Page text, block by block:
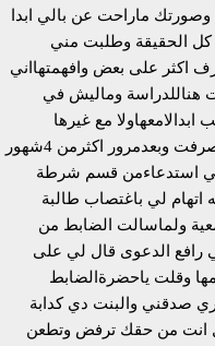
وصورتك ماراحت عن بالي ابدا
الحقيقة وطلبت مني
اكثر على بعض وافهمتهااني
هناللدراسة وماليش في
ابدالامعهاولا مع غيرها
وانصرفت وبعدمرور اكثرمن 4شهور
استدعاءمن قسم شرطة
اتهام لي باغتصاب طالبة
ولماسالت الضابط من
رافع الدعوى قال لي على
وقلت ياحضرةالضابط
صدقني والبنت دي كدابة
انت من حقك ترفض وتطعن